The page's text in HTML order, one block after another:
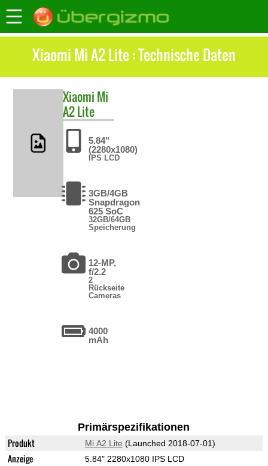
Xiaomi Mi A2 Lite : Technische Daten
Xiaomi Mi
A2 Lite
5.84"
(2280x1080)
IPS LCD
3GB/4GB
Snapdragon
625 SoC
32GB/64GB
Speicherung
12-MP,
f/2.2
2
Rückseite
Cameras
4000
mAh
Primärspezifikationen
Produkt Mi A2 Lite (Launched 2018-07-01)
Anzeige 5.84" 2280x1080 IPS LCD